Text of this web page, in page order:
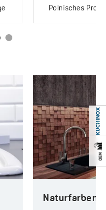
Produkt mit Bescheinigung